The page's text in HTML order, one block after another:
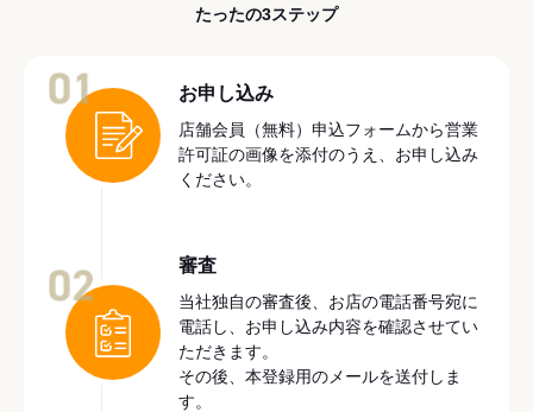
たったの3ステップ
お申し込み
店舗会員（無料）申込フォームから営業
許可証の画像を添付のうえ、お申し込み
ください。
審査
当社独自の審査後、お店の電話番号宛に
電話し、お申し込み内容を確認させてい
ただきます。
その後、本登録用のメールを送付しま
す。